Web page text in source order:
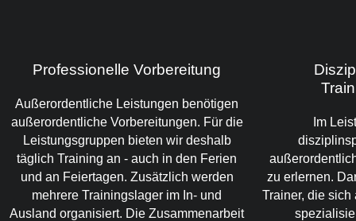
Professionelle Vorbereitung
Außerordentliche Leistungen benötigen
außerordentliche Vorbereitungen. Für die
Leistungsgruppen bieten wir deshalb
täglich Training an - auch in den Ferien
und an Feiertagen. Zusätzlich werden
mehrere Trainingslager im In- und
Ausland organisiert. Die Zusammenarbeit
Im
zu erlernen.
Trainer, die